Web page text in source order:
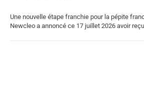
Une nouvelle étape franchie pour la pépite
Newcleo a annoncé ce 17 juillet 2026 avoir